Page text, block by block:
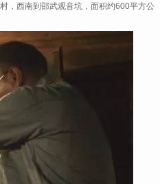
，西南到邵武观音坑，面积约600平方公